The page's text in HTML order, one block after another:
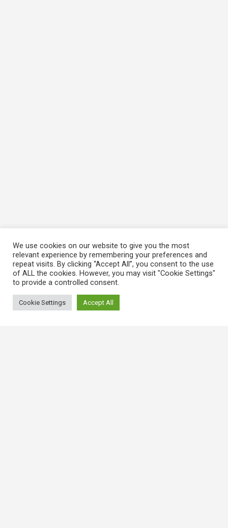
We use cookies on our website to give you the most
relevant experience by remembering your preferences and
repeat visits. By clicking “Accept All”, you consent to the use
of ALL the cookies. However, you may visit "Cookie Settings"
to provide a controlled consent.
Cookie Settings Accept All